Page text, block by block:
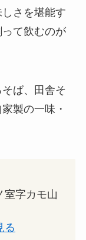
さを堪能す
て飲むのが
ば、田舎そ
製の一味・
室字カモ山
る